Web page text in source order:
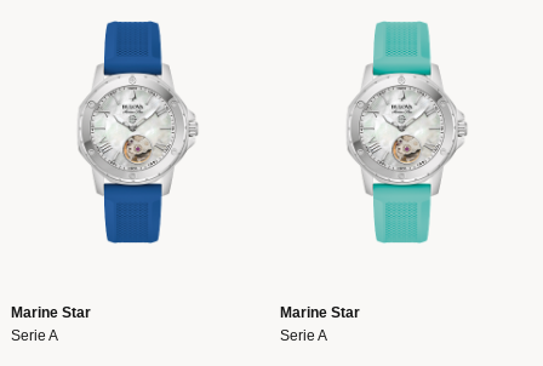
Marine Star
Serie A
Marine Star
Serie A